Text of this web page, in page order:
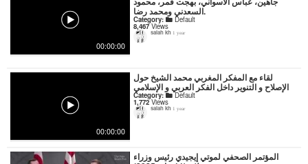
00:00:00
السعدني ومحمد رضا.
Category: Default
8,467Views
salah kh 1 year
00:00:00
لقاء مع المفكر المغربي محمد الشيخ حول
الإصلاح و التنوير داخل الفكر العربي و الإسلامي
Category: Default
1,772Views
salah kh 1 year
المؤتمر الصحفي لموتي إيجيدي رئيس وزراء